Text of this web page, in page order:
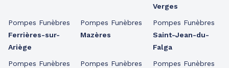
Pompes Funèbres
Ferrières-sur-
Ariège
Pompes Funèbres
Pompes Funèbres
Mazères
Pompes Funèbres
Verges
Pompes Funèbres
Saint-Jean-du-
Falga
Pompes Funèbres